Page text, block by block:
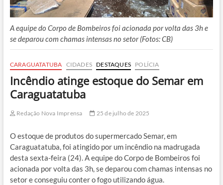
A equipe do Corpo de Bombeiros foi acionada por volta das 3h e
se deparou com chamas intensas no setor (Fotos: CB)
CARAGUATATUBA CIDADES DESTAQUES POLÍCIA
Incêndio atinge estoque do Semar em
Caraguatatuba
Redação Nova Imprensa 25 de julho de 2025
O estoque de produtos do supermercadoSemar, em
Caraguatatuba, foi atingido por um incêndio na madrugada
desta sexta-feira (24). A equipe do Corpo de Bombeiros foi
acionada por volta das 3h, se deparou com chamas intensas no
setor e conseguiu conter o fogo utilizando água.